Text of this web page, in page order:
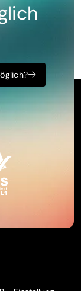
Einstellung